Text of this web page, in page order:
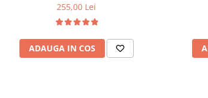
255,00 Lei
ADAUGA IN COS